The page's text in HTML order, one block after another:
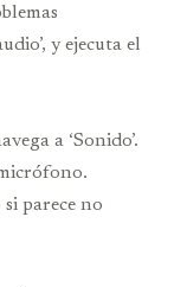
y ejecuta el
a ‘Sonido’.
parece no